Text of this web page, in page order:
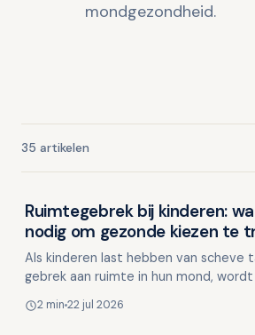
mondgezondheid.
35 artikelen
Kinderen en mondgezondheid
Ruimtegebrek bij kinderen:
nodig om gezonde kiezen te
Als kinderen last hebben van scheve
gebrek aan ruimte in hun mond,
i…
2 min 22 jul 2026